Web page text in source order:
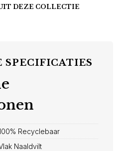
DEZE COLLECTIE
SPECIFICATIES
Recyclebaar
Naaldvilt